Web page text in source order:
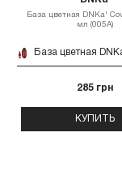
База цветная DNKa'
мл (005A)
285 грн
КУПИТЬ